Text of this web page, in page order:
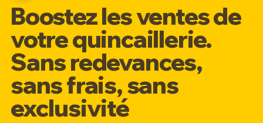
Boostez les ventes de
votre quincaillerie.
Sans redevances,
sans frais, sans
exclusivité